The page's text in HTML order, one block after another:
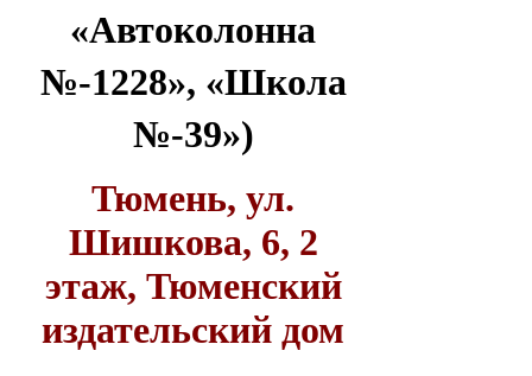
«Автоколонна
№-1228», «Школа
№-39»)
Тюмень, ул.
Шишкова, 6, 2
этаж, Тюменский
издательский дом